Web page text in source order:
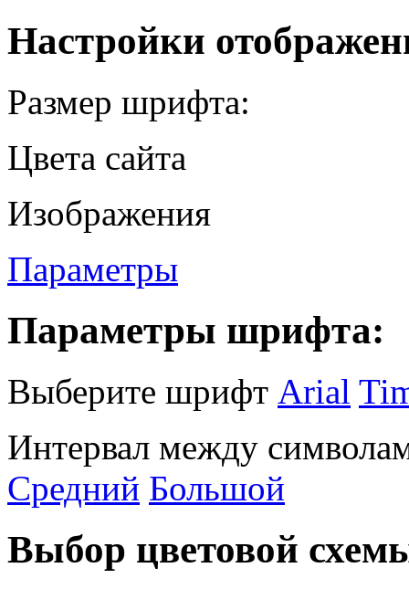
Настройки
Размер шрифта:
Цвета сайта
Изображения
Параметры
Параметры шрифта:
Выберите шрифт Arial
Интервал между
Средний Большой
Выбор цветовой